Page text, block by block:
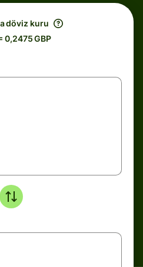
döviz kuru
0,2475 GBP